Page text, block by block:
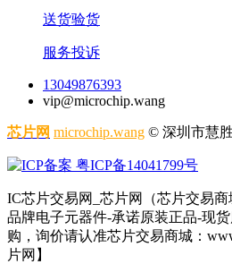
送货验货
服务投诉
13049876393
vip@microchip.wang
芯片网 microchip.wang © 深圳市慧
粤ICP备14041799号
IC芯片交易网_芯片网（芯片交易
品牌电子元器件-承诺原装正品-现
购，询价请认准芯片交易商城：
片网】